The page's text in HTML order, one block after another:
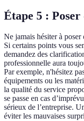
Étape 5 : Poser
Ne jamais hésiter à
Si certains points vous
demandez des
professionnelle aura
Par exemple, n'hésitez
équipements ou les
la qualité du service
se passe en cas
sérieux de l’entreprise.
éviter les mauvaises